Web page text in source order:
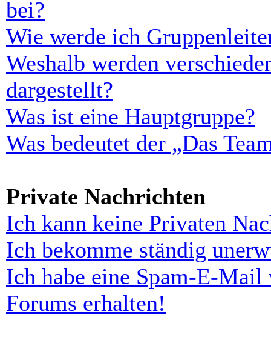
bei?
Wie werde ich
Weshalb werden
dargestellt?
Was ist eine Hauptgruppe?
Was bedeutet der „Das
Private Nachrichten
Ich kann keine Privaten
Ich bekomme ständig
Ich habe eine Spam-E-
Forums erhalten!